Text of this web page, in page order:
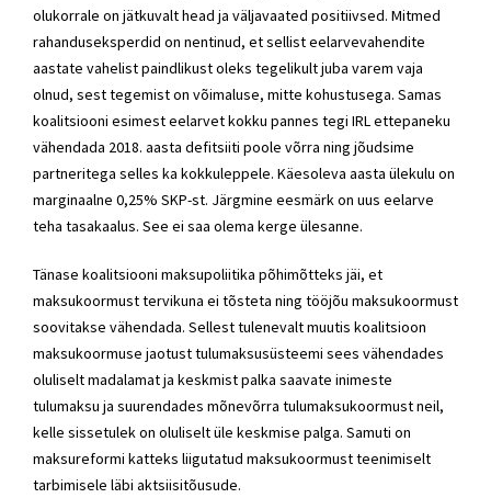
olukorrale on jätkuvalt head ja väljavaated positiivsed. Mitmed
rahanduseksperdid on nentinud, et sellist eelarvevahendite
aastate vahelist paindlikust oleks tegelikult juba varem vaja
olnud, sest tegemist on võimaluse, mitte kohustusega. Samas
koalitsiooni esimest eelarvet kokku pannes tegi IRL ettepaneku
vähendada 2018. aasta defitsiiti poole võrra ning jõudsime
partneritega selles ka kokkuleppele. Käesoleva aasta ülekulu on
marginaalne 0,25% SKP-st. Järgmine eesmärk on uus eelarve
teha tasakaalus. See ei saa olema kerge ülesanne.
Tänase koalitsiooni maksupoliitika põhimõtteks jäi, et
maksukoormust tervikuna ei tõsteta ning tööjõu maksukoormust
soovitakse vähendada. Sellest tulenevalt muutis koalitsioon
maksukoormuse jaotust tulumaksusüsteemi sees vähendades
oluliselt madalamat ja keskmist palka saavate inimeste
tulumaksu ja suurendades mõnevõrra tulumaksukoormust neil,
kelle sissetulek on oluliselt üle keskmise palga. Samuti on
maksureformi katteks liigutatud maksukoormust teenimiselt
tarbimisele läbi aktsiisitõusude.